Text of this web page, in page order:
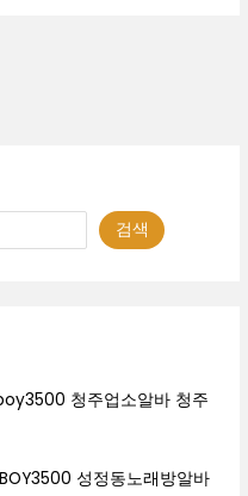
검색
청주업소알바 청주
성정동노래방알바